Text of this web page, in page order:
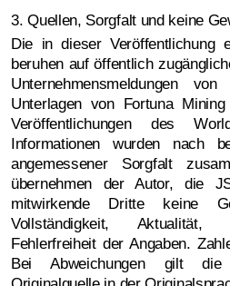
3. Quellen, Sorgfalt und keine
Die in dieser Veröffentlichung
beruhen auf öffentlich
Unternehmensmeldungen
Unterlagen von Fortuna
Veröffentlichungen des
Informationen wurden nach
angemessener Sorgfalt
übernehmen der Autor, die
mitwirkende Dritte keine
Vollständigkeit, Aktualität,
Fehlerfreiheit der Angaben.
Bei Abweichungen gilt die